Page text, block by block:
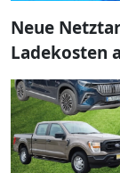
Neue
Ladekosten